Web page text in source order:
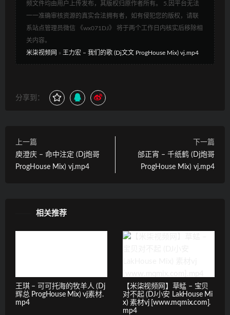
频文件均由用户上传发布，其版权归原作者所有。 5.因平台无法
一一准确审核资源的真实合法拥有者，如有侵犯您的版权，请联
系站点管理员微信 《wx071DJ》 将于两个工作日内核实后移除相
关内容。
米柒视频网 » 王力宏 – 我们的歌 (Dj文文 ProgHouse Mix) vj.mp4
分享到：
上一篇
庾澄庆 – 命中注定 (Dj炮哥
ProgHouse Mix) vj.mp4
下一篇
邰正宵 – 千纸鹤 (Dj炮哥
ProgHouse Mix) vj.mp4
相关推荐
王琪 – 可可托海的牧羊人 (Dj
辉总 ProgHouse Mix) vj素材.
mp4
【米柒视频网】草蜢 – 宝贝
对不起 (DJ小安 LakHouse Mi
x) 素材vj [www.mqmix.com].
mp4